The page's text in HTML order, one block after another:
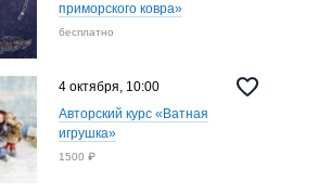
приморского ковра»
бесплатно
4 октября, 10:00
Авторский курс «Ватная
игрушка»
1500 ₽